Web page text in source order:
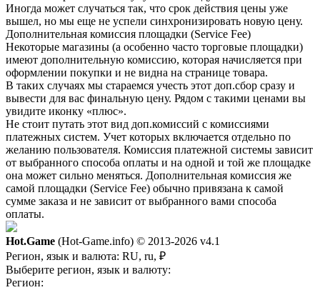
Иногда может случаться так, что срок действия цены уже
вышел, но мы еще не успели синхронизировать новую цену.
Дополнительная комиссия площадки (Service Fee)
Некоторые магазины (а особенно часто торговые площадки)
имеют дополнительную комиссию, которая начисляется при
оформлении покупки и не видна на странице товара.
В таких случаях мы стараемся учесть этот доп.сбор сразу и
вывести для вас финальную цену. Рядом с такими ценами вы
увидите иконку «плюс».
Не стоит путать этот вид доп.комиссий с комиссиями
платежных систем. Учет которых включается отдельно по
желанию пользователя. Комиссия платежной системы зависит
от выбранного способа оплаты и на одной и той же площадке
она может сильно меняться. Дополнительная комиссия же
самой площадки (Service Fee) обычно привязана к самой
сумме заказа и не зависит от выбранного вами способа
оплаты.
Hot.Game (Hot-Game.info) © 2013-2026 v4.1
Регион, язык и валюта: RU, ru, ₽
Выберите регион, язык и валюту:
Регион: